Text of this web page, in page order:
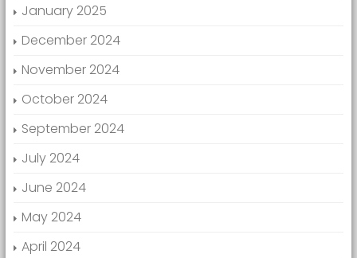
January 2025
December 2024
November 2024
October 2024
September 2024
July 2024
June 2024
May 2024
April 2024